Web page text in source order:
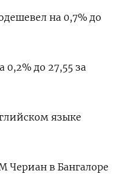
на 0,7% до
0,2% до 27,55 за
языке
Чериан в Бангалоре